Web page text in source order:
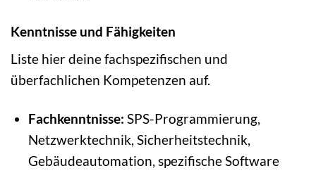
Kenntnisse und Fähigkeiten
Liste hier deine fachspezifischen und
überfachlichen Kompetenzen auf.
Fachkenntnisse: SPS-Programmierung,
Netzwerktechnik, Sicherheitstechnik,
Gebäudeautomation, spezifische Software